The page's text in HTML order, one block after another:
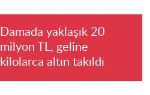
Damada yaklaşık 20
milyon TL, geline
kilolarca altın takıldı